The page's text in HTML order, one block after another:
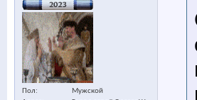
Пол
Мужской